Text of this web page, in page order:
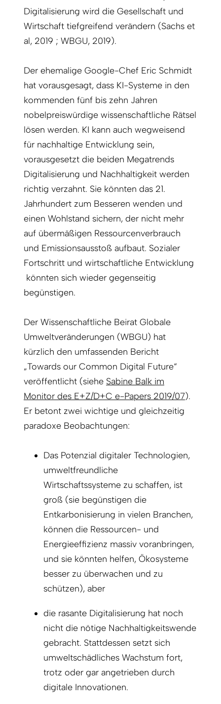
Digitalisierung wird die Gesellschaft und
Wirtschaft tiefgreifend verändern (Sachs et
al, 2019 ; WBGU, 2019).
Der ehemalige Google-Chef Eric Schmidt
hat vorausgesagt, dass KI-Systeme in den
kommenden fünf bis zehn Jahren
nobelpreiswürdige wissenschaftliche Rätsel
lösen werden. KI kann auch wegweisend
für nachhaltige Entwicklung sein,
vorausgesetzt die beiden Megatrends
Digitalisierung und Nachhaltigkeit werden
richtig verzahnt. Sie könnten das 21.
Jahrhundert zum Besseren wenden und
einen Wohlstand sichern, der nicht mehr
auf übermäßigen Ressourcenverbrauch
und Emissionsausstoß aufbaut. Sozialer
Fortschritt und wirtschaftliche Entwicklung
könnten sich wieder gegenseitig
begünstigen.
Der Wissenschaftliche Beirat Globale
Umweltveränderungen (WBGU) hat
kürzlich den umfassenden Bericht
„Towards our Common Digital Future“
veröffentlicht (siehe Sabine Balk im
Monitor des E+Z/D+C e-Papers 2019/07).
Er betont zwei wichtige und gleichzeitig
paradoxe Beobachtungen:
Das Potenzial digitaler Technologien,
umweltfreundliche
Wirtschaftssysteme zu schaffen, ist
groß (sie begünstigen die
Entkarbonisierung in vielen Branchen,
können die Ressourcen- und
Energieeffizienz massiv voranbringen,
und sie könnten helfen, Ökosysteme
besser zu überwachen und zu
schützen), aber
die rasante Digitalisierung hat noch
nicht die nötige Nachhaltigkeitswende
gebracht. Stattdessen setzt sich
umweltschädliches Wachstum fort,
trotz oder gar angetrieben durch
digitale Innovationen.